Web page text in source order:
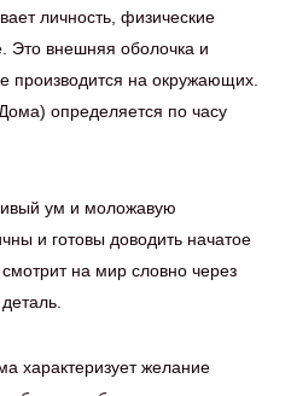
личность, физические
Это внешняя оболочка и
производится на окружающих.
определяется по часу
ум и моложавую
и готовы доводить начатое
на мир словно через
характеризует желание